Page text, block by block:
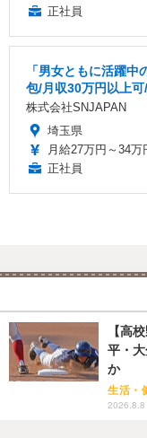
正社員
「男女ともに活躍
包/月収30万円以上
株式会社SNJAPAN
埼玉県
月給27万円～34万
正社員
【高
平・
か
生活・